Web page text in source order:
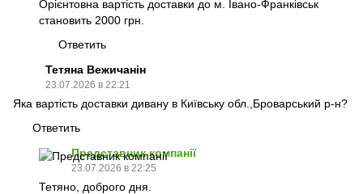
Орієнтовна вартість доставки до м. Івано-Франківськ
становить 2000 грн.
Ответить
Тетяна Вежичанін
23.07.2026 в 22:21
Яка вартість доставки дивану в Київську обл.,Броварський р-н?
Ответить
Представник компанії
23.07.2026 в 22:25
Тетяно, доброго дня.